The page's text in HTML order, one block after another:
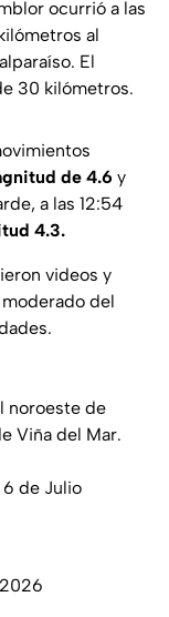
ocurrió a las
al
. El
30 kilómetros.
de 4.6 y
a las 12:54
4.3.
videos y
del
noroeste de
Viña del Mar.
6 de Julio